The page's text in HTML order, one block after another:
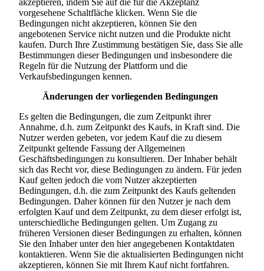
akzeptieren, indem Sie auf die für die Akzeptanz
vorgesehene Schaltfläche klicken. Wenn Sie die
Bedingungen nicht akzeptieren, können Sie den
angebotenen Service nicht nutzen und die Produkte nicht
kaufen. Durch Ihre Zustimmung bestätigen Sie, dass Sie alle
Bestimmungen dieser Bedingungen und insbesondere die
Regeln für die Nutzung der Plattform und die
Verkaufsbedingungen kennen.
Änderungen der vorliegenden Bedingungen
Es gelten die Bedingungen, die zum Zeitpunkt ihrer
Annahme, d.h. zum Zeitpunkt des Kaufs, in Kraft sind. Die
Nutzer werden gebeten, vor jedem Kauf die zu diesem
Zeitpunkt geltende Fassung der Allgemeinen
Geschäftsbedingungen zu konsultieren. Der Inhaber behält
sich das Recht vor, diese Bedingungen zu ändern. Für jeden
Kauf gelten jedoch die vom Nutzer akzeptierten
Bedingungen, d.h. die zum Zeitpunkt des Kaufs geltenden
Bedingungen. Daher können für den Nutzer je nach dem
erfolgten Kauf und dem Zeitpunkt, zu dem dieser erfolgt ist,
unterschiedliche Bedingungen gelten. Um Zugang zu
früheren Versionen dieser Bedingungen zu erhalten, können
Sie den Inhaber unter den hier angegebenen Kontaktdaten
kontaktieren. Wenn Sie die aktualisierten Bedingungen nicht
akzeptieren, können Sie mit Ihrem Kauf nicht fortfahren.